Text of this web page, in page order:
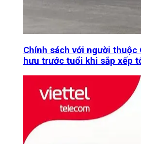
Chính sách với người thuộc
hưu trước tuổi khi sắp xếp